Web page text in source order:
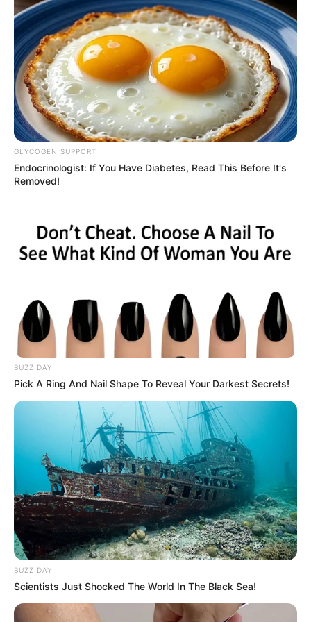
COMPARTIR
UNIRSE AL CANAL DE WHATSAPP
Tras la orden decaptura inmediata a Daneidy Barrera,
conocida públicamente como
Epa Colombia, que la
condenó a permanecer en prisión cinco años y dos
meses, son muchos los que se preguntan sobre la
situación actual de la modelo e 'influencer' Aida Vactoria
Merlano.
Aida Victoria Merlano
excongresista Aida Merlano.
El Tribunal Superior de Bogotá ratificó esta condena el
sido de siete años y seis meses. La corte determinó que
Aida Victoria colaboró en la fuga de su madre
al utilizar
a su hermano menor durante el escape, un acto que fue
considerado como instrumentalización de menores.
GLYCOGEN SUPPORT
Endocrinologist: If You Have Diabetes, Read This Before It's
Removed!
BUZZ DAY
Pick A Ring And Nail Shape To Reveal Your Darkest Secrets!
BUZZ DAY
Scientists Just Shocked The World In The Black Sea!